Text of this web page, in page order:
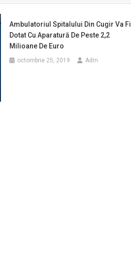
Ambulatoriul Spitalului Din Cugir Va Fi
Dotat Cu Aparatură De Peste 2,2
Milioane De Euro
octombrie 25, 2019 Adm